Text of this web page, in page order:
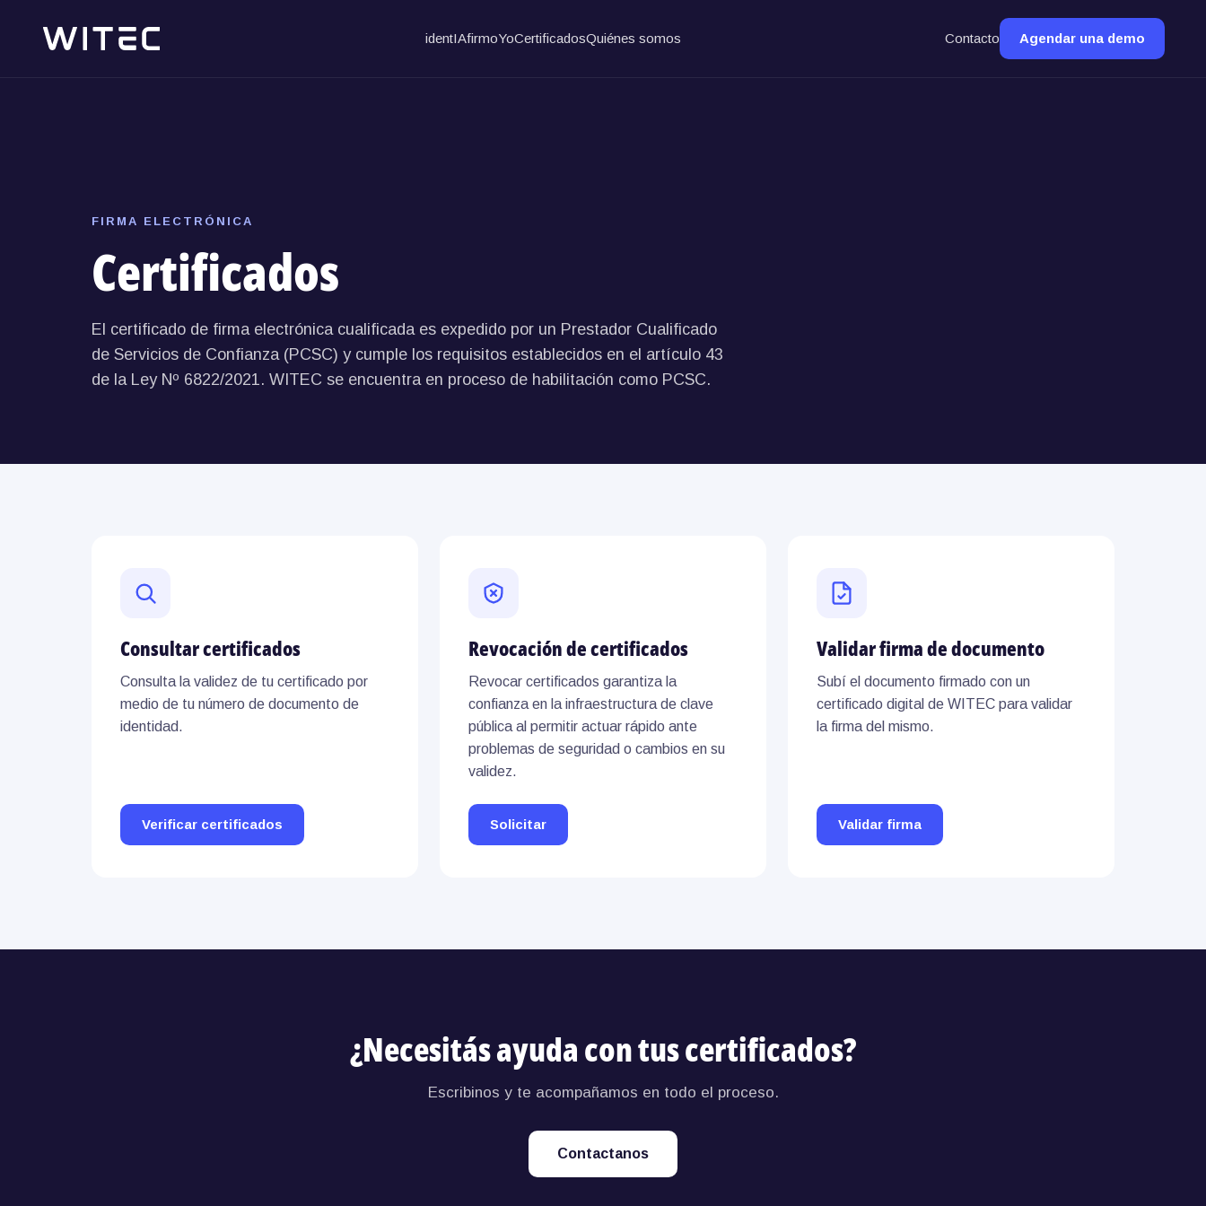
identIAfirmoYoCertificadosQuiénes somos Contacto Agendar una demo
FIRMA ELECTRÓNICA
Certificados
El certificado de firma electrónica cualificada es expedido por un Prestador Cualificado
de Servicios de Confianza (PCSC) y cumple los requisitos establecidos en el artículo 43
de la Ley Nº 6822/2021. WITEC se encuentra en proceso de habilitación como PCSC.
Consultar certificados
Consulta la validez de tu certificado por
medio de tu número de documento de
identidad.
Verificar certificados
Revocación de certificados
Revocar certificados garantiza la
confianza en la infraestructura de clave
pública al permitir actuar rápido ante
problemas de seguridad o cambios en su
validez.
Solicitar
Validar firma de documento
Subí el documento firmado con un
certificado digital de WITEC para validar
la firma del mismo.
Validar firma
¿Necesitás ayuda con tus certificados?
Escribinos y te acompañamos en todo el proceso.
Contactanos